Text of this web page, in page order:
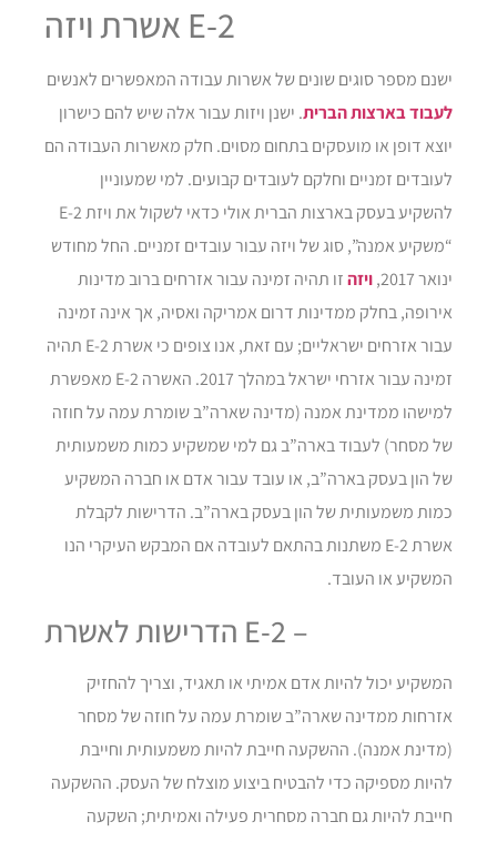
אשרת ויזה E-2
ישנם מספר סוגים שונים של אשרות עבודה המאפשרים לאנשים
לעבוד בארצות הברית. ישנן ויזות עבור אלה שיש להם כישרון
יוצא דופן או מועסקים בתחום מסוים. חלק מאשרות העבודה הם
לעובדים זמניים וחלקם לעובדים קבועים. למי שמעוניין
להשקיע בעסק בארצות הברית אולי כדאי לשקול את ויזת E-2
“משקיע אמנה”, סוג של ויזה עבור עובדים זמניים. החל מחודש
ינואר 2017,
ויזהזו תהיה זמינה עבור אזרחים ברוב מדינות
אירופה, בחלק ממדינות דרום אמריקה ואסיה, אך אינה זמינה
עבור אזרחים ישראליים; עם זאת, אנו צופים כי אשרת E-2 תהיה
זמינה עבור אזרחי ישראל במהלך 2017. האשרה E-2 מאפשרת
למישהו ממדינת אמנה (מדינה שארה”ב שומרת עמה על חוזה
של מסחר) לעבוד בארה”ב גם למי שמשקיע כמות משמעותית
של הון בעסק בארה”ב, או עובד עבור אדם או חברה המשקיע
כמות משמעותית של הון בעסק בארה”ב. הדרישות לקבלת
אשרת E-2 משתנות בהתאם לעובדה אם המבקש העיקרי הנו
המשקיע או העובד.
הדרישות לאשרת E-2 –
המשקיע יכול להיות אדם אמיתי או תאגיד, וצריך להחזיק
אזרחות ממדינה שארה”ב שומרת עמה על חוזה של מסחר
(מדינת אמנה). ההשקעה חייבת להיות משמעותית וחייבת
להיות מספיקה כדי להבטיח ביצוע מוצלח של העסק. ההשקעה
חייבת להיות גם חברה מסחרית פעילה ואמיתית; השקעה